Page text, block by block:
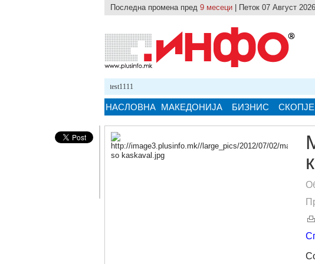
Последна промена пред 9 месеци | Петок 07 Август
НАСЛОВНА МАКЕДОНИЈА БИЗНИС СКОПЈЕ